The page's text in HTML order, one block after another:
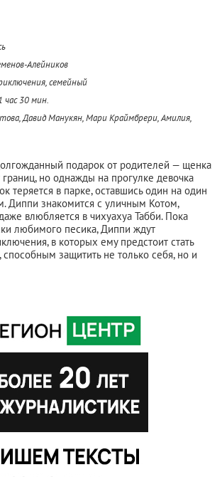
Алейников
семейный
час 30 мин.
Давид Манукян, Мари Краймбрери, Амилия,
подарок от родителей — щенка
но однажды на прогулке девочка
теряется в парке, оставшись один на один
Диппи знакомится с уличным Котом,
влюбляется в чихуахуа Табби. Пока
любимого песика, Диппи ждут
в которых ему предстоит стать
защитить не только себя, но и